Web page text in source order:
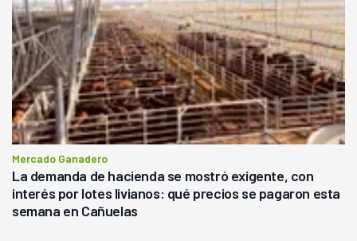
Mercado Ganadero
La demanda de hacienda se mostró exigente, con
interés por lotes livianos: qué precios se pagaron esta
semana en Cañuelas